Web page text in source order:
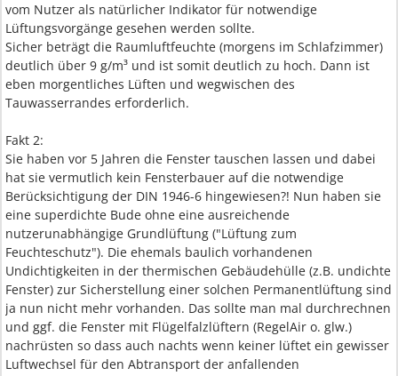
vom Nutzer als natürlicher Indikator für notwendige
Lüftungsvorgänge gesehen werden sollte.
Sicher beträgt die Raumluftfeuchte (morgens im Schlafzimmer)
deutlich über 9 g/m³ und ist somit deutlich zu hoch. Dann ist
eben morgentliches Lüften und wegwischen des
Tauwasserrandes erforderlich.
Fakt 2:
Sie haben vor 5 Jahren die Fenster tauschen lassen und dabei
hat sie vermutlich kein Fensterbauer auf die notwendige
Berücksichtigung der DIN 1946-6 hingewiesen?! Nun haben sie
eine superdichte Bude ohne eine ausreichende
nutzerunabhängige Grundlüftung ("Lüftung zum
Feuchteschutz"). Die ehemals baulich vorhandenen
Undichtigkeiten in der thermischen Gebäudehülle (z.B. undichte
Fenster) zur Sicherstellung einer solchen Permanentlüftung sind
ja nun nicht mehr vorhanden. Das sollte man mal durchrechnen
und ggf. die Fenster mit Flügelfalzlüftern (RegelAir o. glw.)
nachrüsten so dass auch nachts wenn keiner lüftet ein gewisser
Luftwechsel für den Abtransport der anfallenden